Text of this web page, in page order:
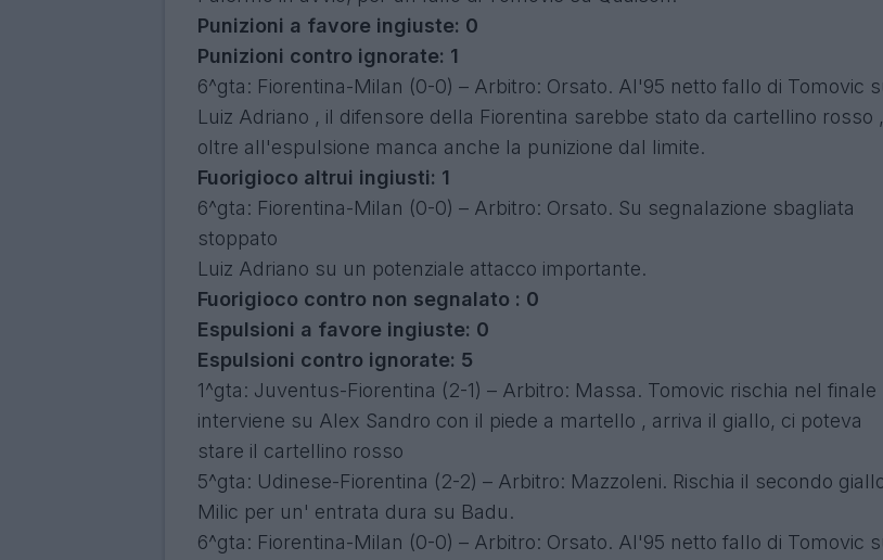
Punizioni a favore ingiuste: 0
Punizioni contro ignorate: 1
6^gta: Fiorentina-Milan (0-0) – Arbitro: Orsato. Al'95 netto fallo di Tomovic
Luiz Adriano , il difensore della Fiorentina sarebbe stato da cartellino rosso ,
oltre all'espulsione manca anche la punizione dal limite.
Fuorigioco altrui ingiusti: 1
6^gta: Fiorentina-Milan (0-0) – Arbitro: Orsato. Su segnalazione sbagliata
stoppato
Luiz Adriano su un potenziale attacco importante.
Fuorigioco contro non segnalato : 0
Espulsioni a favore ingiuste: 0
Espulsioni contro ignorate: 5
1^gta: Juventus-Fiorentina (2-1) – Arbitro: Massa. Tomovic rischia nel finale
interviene su Alex Sandro con il piede a martello , arriva il giallo, ci poteva
stare il cartellino rosso
5^gta: Udinese-Fiorentina (2-2) – Arbitro: Mazzoleni. Rischia il secondo
Milic per un' entrata dura su Badu.
6^gta: Fiorentina-Milan (0-0) – Arbitro: Orsato. Al'95 netto fallo di Tomovic